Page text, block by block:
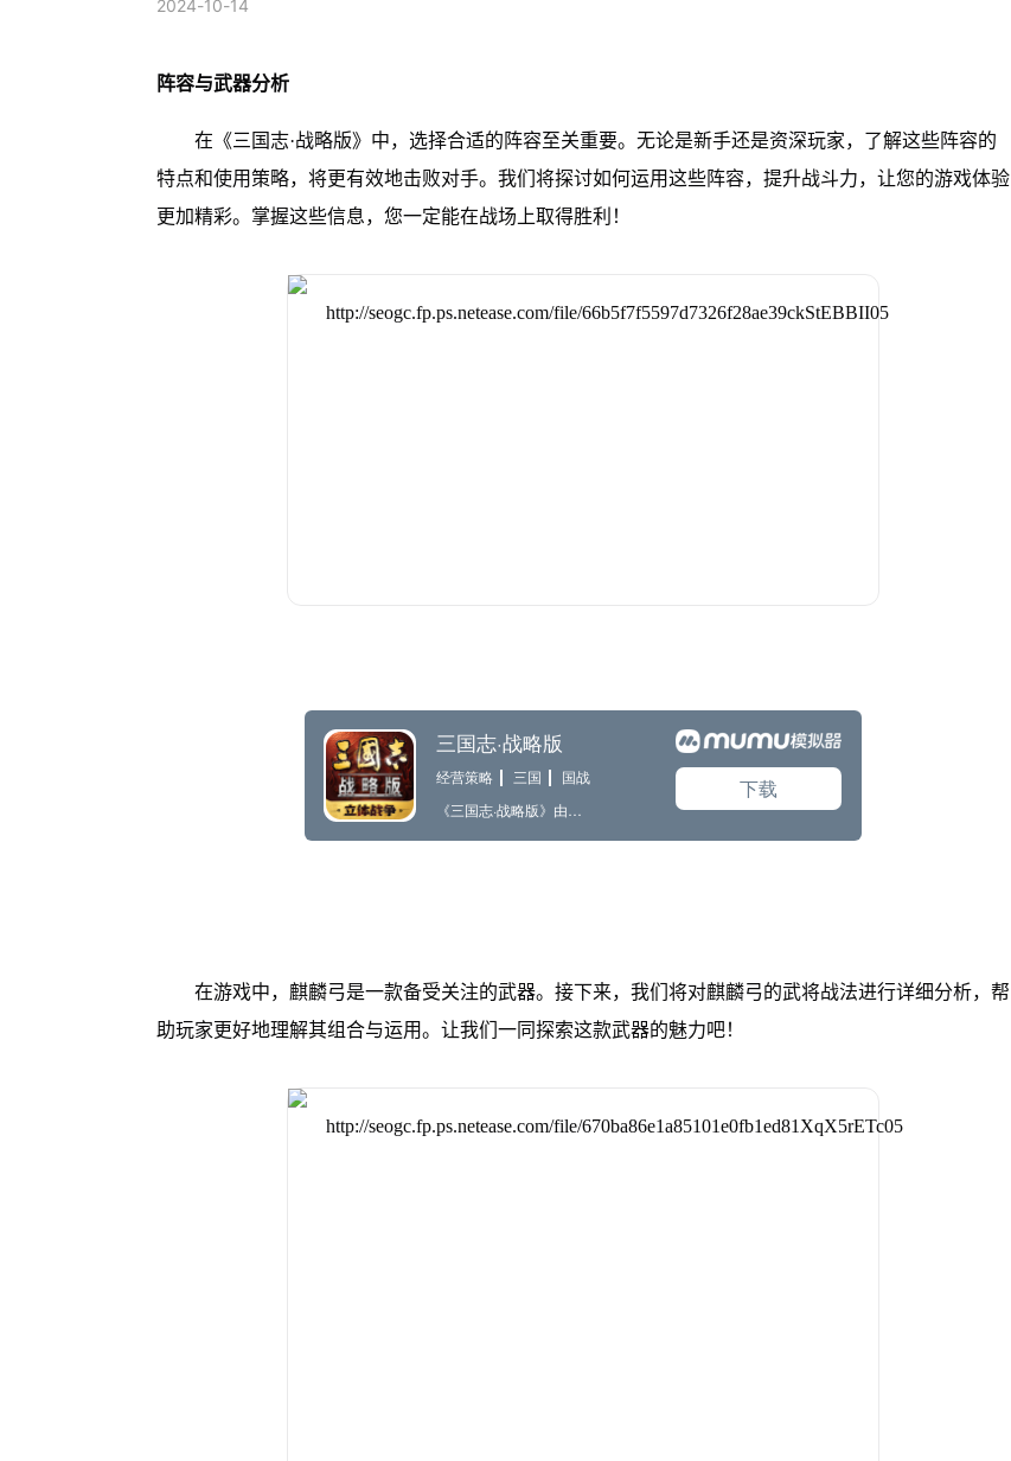
2024-10-14
阵容与武器分析
在《三国志·战略版》中，选择合适的阵容至关重要。无论是新手还是资深玩家，了解这些阵容的
特点和使用策略，将更有效地击败对手。我们将探讨如何运用这些阵容，提升战斗力，让您的游戏体验
更加精彩。掌握这些信息，您一定能在战场上取得胜利！
在游戏中，麒麟弓是一款备受关注的武器。接下来，我们将对麒麟弓的武将战法进行详细分析，帮
助玩家更好地理解其组合与运用。让我们一同探索这款武器的魅力吧！